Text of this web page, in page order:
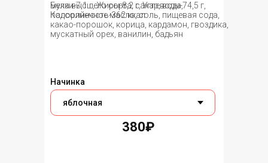
Начинка
мука высшего сорта, сахар, вода,
подсолнечное масло, соль, пищевая сода,
какао-порошок, корица, кардамон, гвоздика,
мускатный орех, ванилин, бадьян
380₽
Белки-7,1 г, Жиры-8,2 г, Углеводы-74,5 г,
Калорийность-362 ккал